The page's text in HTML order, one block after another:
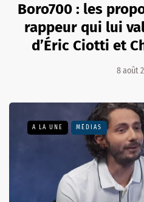
Boro700 : les
rappeur qui lui
d’Éric Ciotti et
8 août
A LA UNE MÉDIAS